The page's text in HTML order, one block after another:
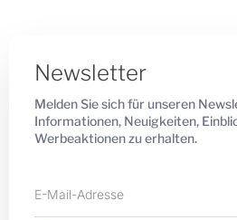
Newsletter
Melden Sie sich für unseren
Informationen, Neuigkeiten,
Werbeaktionen zu erhalten.